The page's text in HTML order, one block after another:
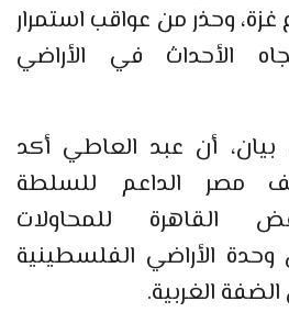
وحذر من عواقب استمرار
الأحداث في الأراضي
بيان، أن عبد العاطي أكد
مصر الداعم للسلطة
القاهرة للمحاولات
وحدة الأراضي الفلسطينية
الغربية.